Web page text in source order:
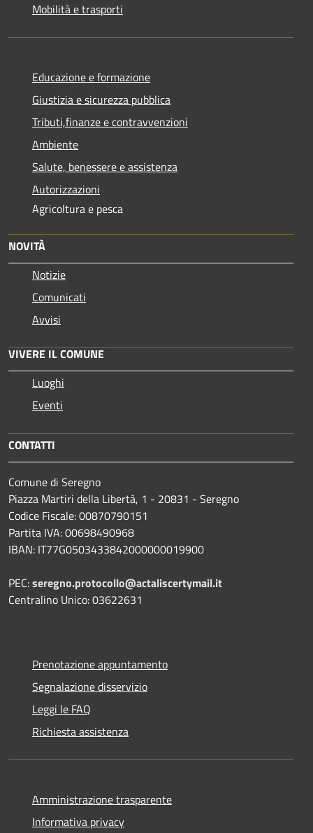
Mobilità e trasporti
Educazione e formazione
Giustizia e sicurezza pubblica
Tributi,finanze e contravvenzioni
Ambiente
Salute, benessere e assistenza
Autorizzazioni
Agricoltura e pesca
NOVITÀ
Notizie
Comunicati
Avvisi
VIVERE IL COMUNE
Luoghi
Eventi
CONTATTI
Comune di Seregno
Piazza Martiri della Libertà, 1 - 20831 - Seregno
Codice Fiscale: 00870790151
Partita IVA: 00698490968
IBAN: IT77G0503433842000000019900
PEC:seregno.protocollo@actaliscertymail.it
Centralino Unico: 03622631
Prenotazione appuntamento
Segnalazione disservizio
Leggi le FAQ
Richiesta assistenza
Amministrazione trasparente
Informativa privacy